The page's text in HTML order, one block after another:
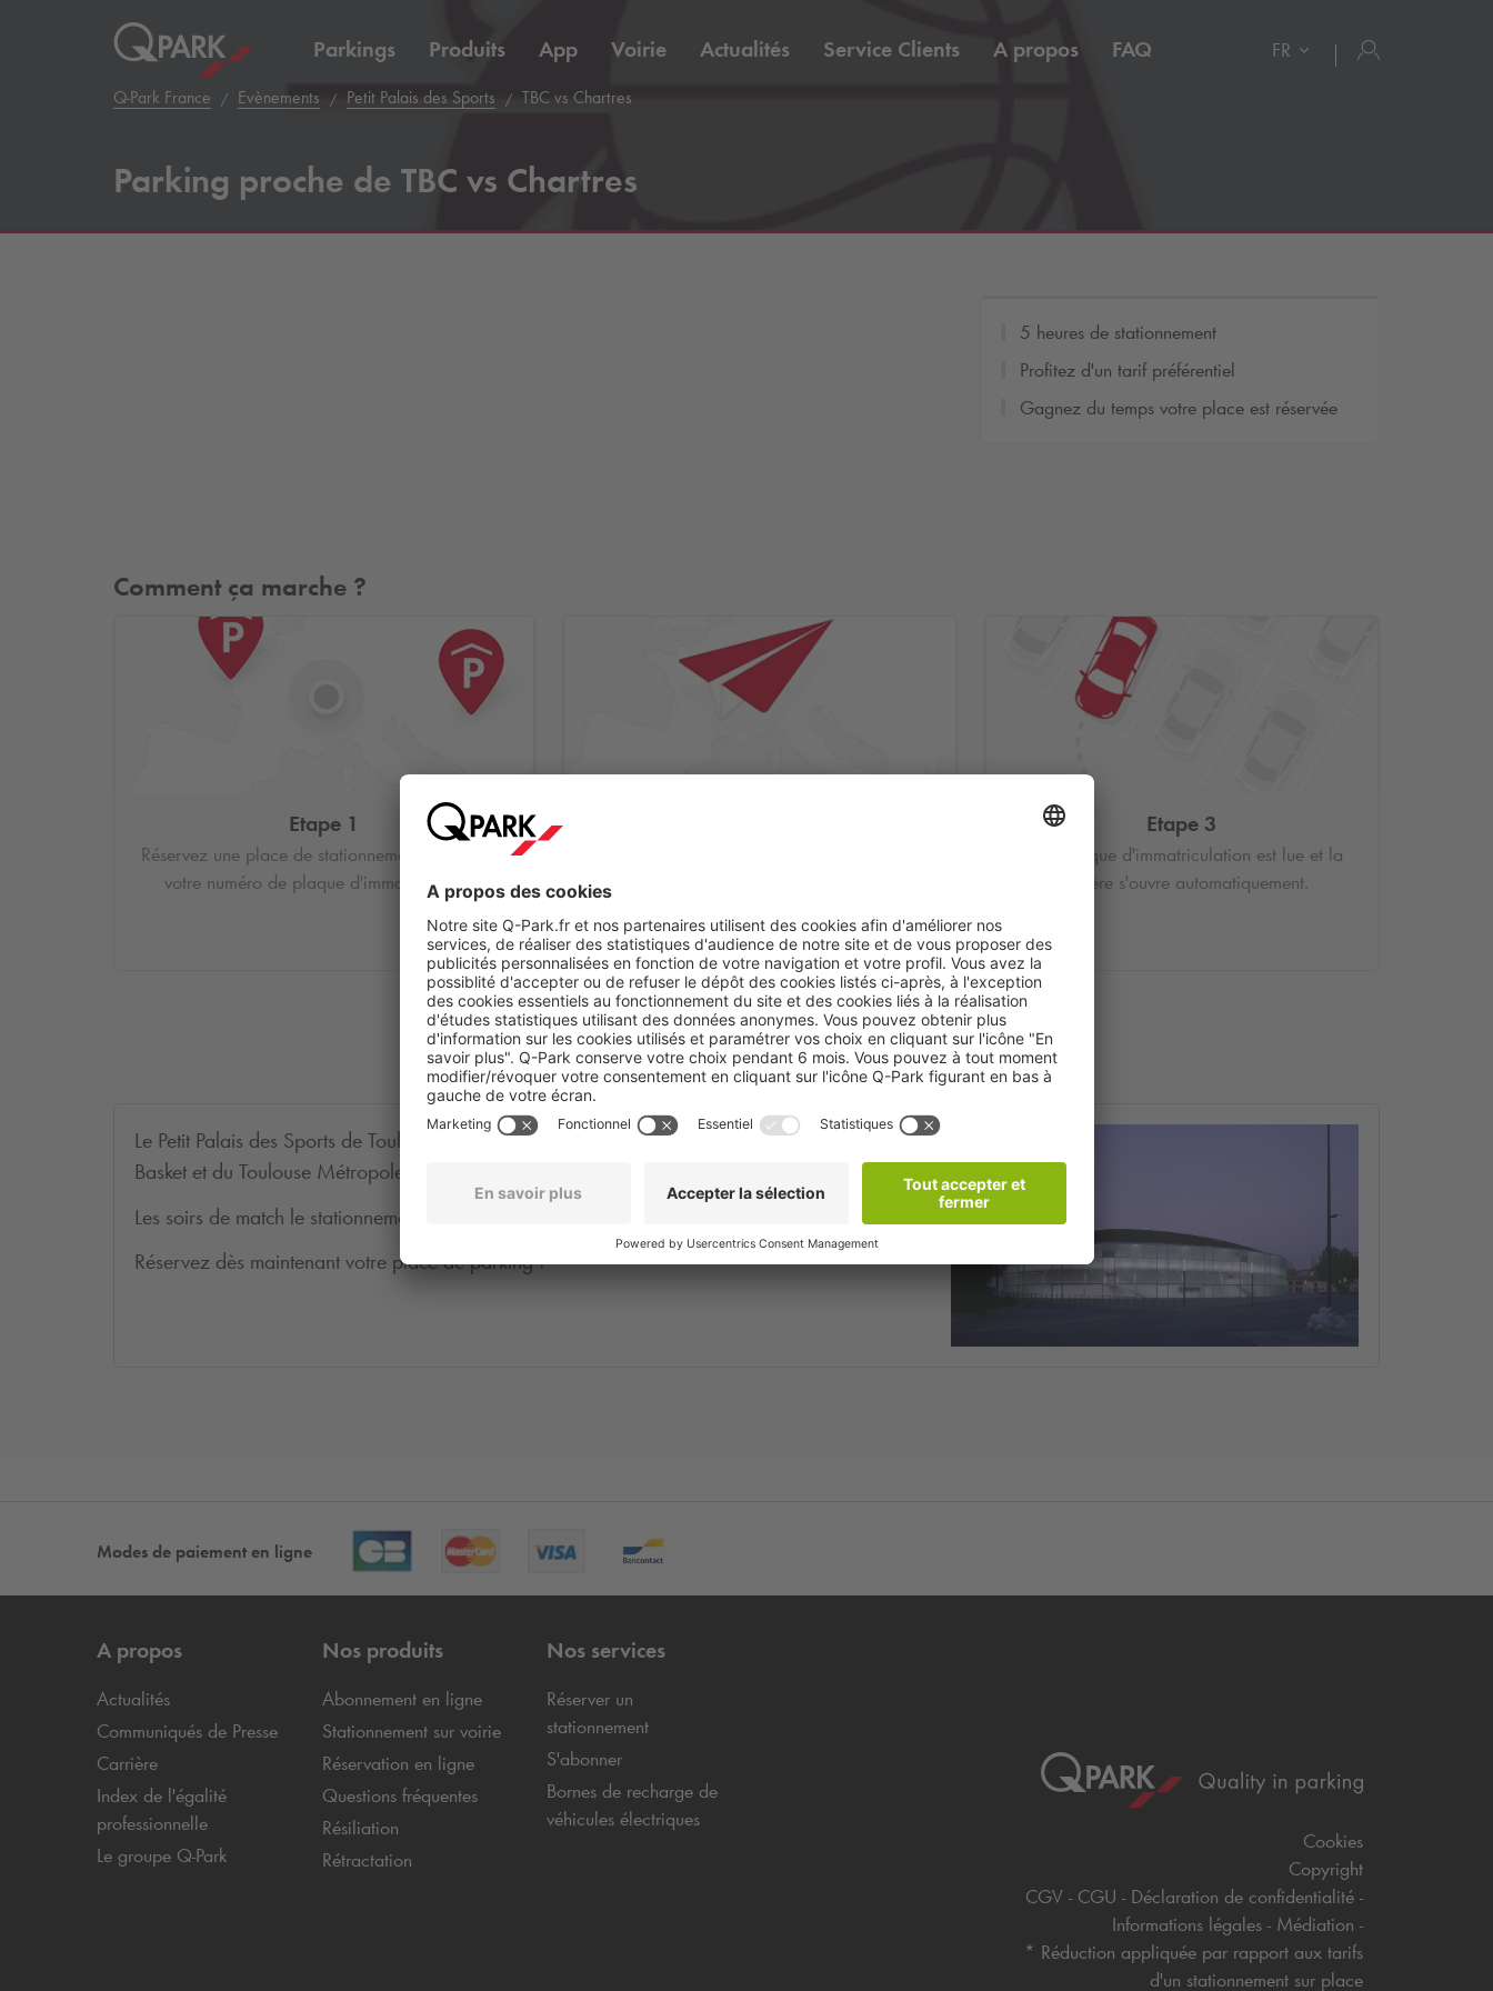
Parkings Produits App Voirie Actualités Service Clients A propos FAQ FR
Q-Park France Evènements Petit Palais des Sports TBC vs Chartres
Parking proche de TBC vs Chartres
5 heures de stationnement
Profitez d'un tarif préférentiel
Gagnez du temps votre place est réservée
Comment ça marche ?
Etape 1
Réservez une place de stationnement et saisissez
votre numéro de plaque d'immatriculation.
Etape 3
Votre plaque d'immatriculation est lue et la
barrière s'ouvre automatiquement.
Le Petit Palais des Sports de Toulouse, vous accueille pour les matchs du Stade Toulousain
Basket et du Toulouse Métropole Basket. Réservez votre parking à proximité !
Les soirs de match le stationnement n'est qu'à 5,60€ pour 5 heures de stationnement !
Réservez dès maintenant votre place de parking !
Modes de paiement en ligne
A propos
Actualités
Communiqués de Presse
Carrière
Index de l'égalité
professionnelle
Le groupe Q-Park
Nos produits
Abonnement en ligne
Stationnement sur voirie
Réservation en ligne
Questions fréquentes
Résiliation
Rétractation
Nos services
Réserver un
stationnement
S'abonner
Bornes de recharge de
véhicules électriques
Cookies
Copyright
CGV
CGU
Déclaration de confidentialité
Informations légales
Médiation
* Réduction appliquée par rapport aux tarifs
d'un stationnement sur place